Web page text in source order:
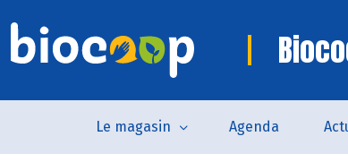
Le magasin Agenda